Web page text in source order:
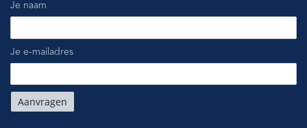
Je naam
Je e-mailadres